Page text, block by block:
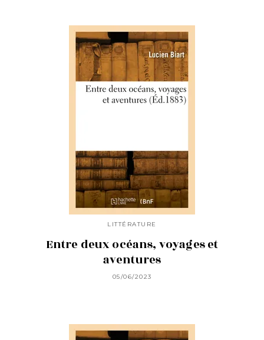
LITTÉRATURE
Entre deux océans, voyages et
aventures
05/06/2023